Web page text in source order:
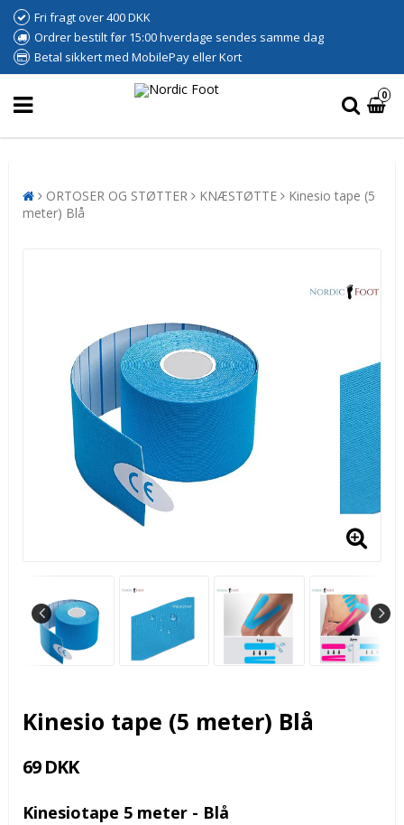
Fri fragt over 400 DKK
Ordrer bestilt før 15:00 hverdage sendes samme dag
Betal sikkert med MobilePay eller Kort
0
ORTOSER OG STØTTER KNÆSTØTTE
Kinesio tape (5
meter) Blå
Kinesio tape (5 meter) Blå
69 DKK
Kinesiotape 5 meter - Blå